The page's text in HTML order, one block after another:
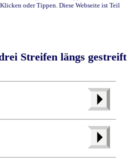
oder Tippen. Diese Webseite ist Teil
Streifen längs gestreift